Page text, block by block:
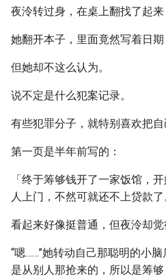
夜泠转过身，在桌上翻找了起
她翻开本子，里面竟然写着日期
但她却不这么认为。
说不定是什么犯案记录。
有些犯罪分子，就特别喜欢把自
第一页是半年前写的：
「终于筹够钱开了一家饭馆，
人上门，不然可就还不上贷款了
看起来好像挺普通，但夜泠却觉
“嗯……”她转动自己那聪明的小
是从别人那抢来的，所以是筹